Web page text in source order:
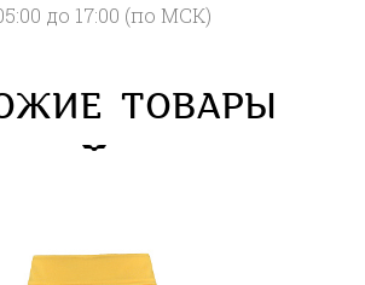
до 17:00 (по МСК)
ТОВАРЫ